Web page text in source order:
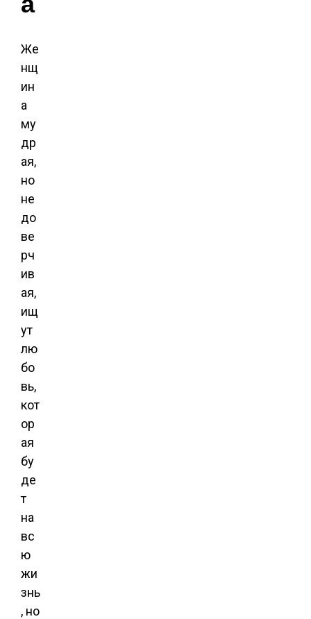
Же
нщ
ин
а
му
др
ая,
но
не
до
ве
рч
ив
ая,
ищ
ут
лю
бо
вь,
кот
ор
ая
бу
де
т
на
вс
ю
жи
знь
, но